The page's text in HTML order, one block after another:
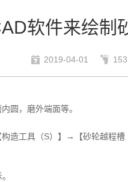
软件来绘制
2019-04-01
圆，磨外端面等。
造工具（S）】→【砂轮越程槽